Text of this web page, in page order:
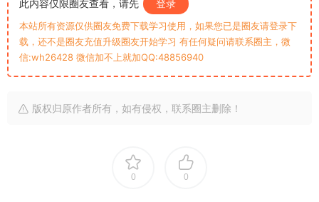
此内容仅限圈友查看，请先 登录
本站所有资源仅供圈友免费下载学习使用，如果您已是圈友请登录下
载，还不是圈友充值升级圈友开始学习 有任何疑问请联系圈主，微
信:wh26428 微信加不上就加QQ:48856940
版权归原作者所有，如有侵权，联系圈主删除！
0 0